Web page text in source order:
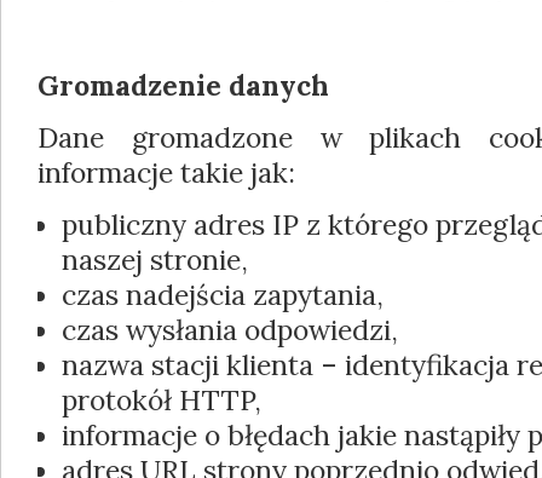
Gromadzenie danych
Dane gromadzone w plikach
informacje takie jak:
publiczny adres IP z którego
naszej stronie,
czas nadejścia zapytania,
czas wysłania odpowiedzi,
nazwa stacji klienta – identyfikacja
protokół HTTP,
informacje o błędach jakie nastąpiły
adres URL strony poprzednio